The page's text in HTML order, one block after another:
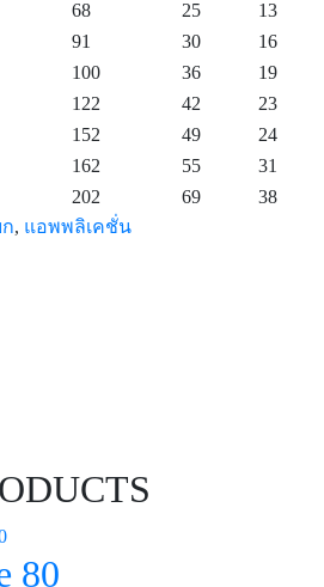
68 25
13
91 30
16
100 36
19
122 42
23
152 49
24
162 55
31
202 69
38
, แอพพลิเคชั่น
80